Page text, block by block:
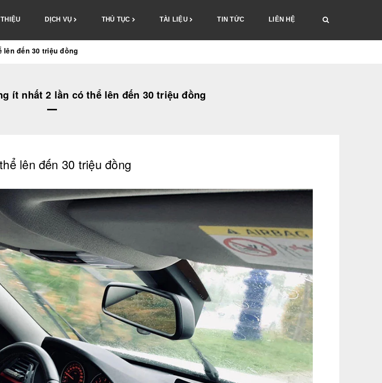
DỊCH VỤ THỦ TỤC TÀI LIỆU TIN TỨC LIÊN HỆ
lên đến 30 triệu đồng
ít nhất 2 lần có thể lên đến 30 triệu đồng
lên đến 30 triệu đồng